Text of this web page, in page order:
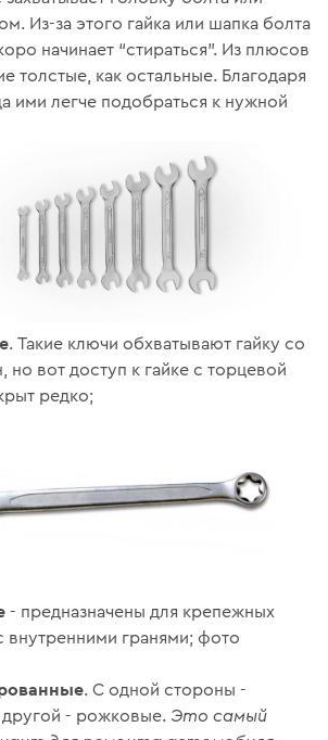
Из-за этого гайка или шапка болта
начинает “стираться”. Из плюсов
толстые, как остальные. Благодаря
ими легче подобраться к нужной
. Такие ключи обхватывают гайку со
но вот доступ к гайке с торцевой
редко;
- предназначены для крепежных
внутренними гранями; фото
. С одной стороны -
другой - рожковые. Это самый